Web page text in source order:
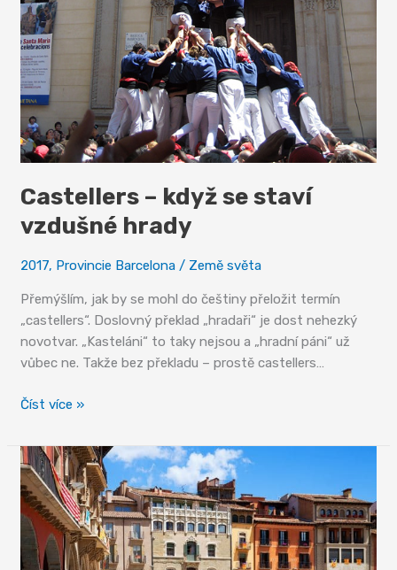
Castellers – když se staví
vzdušné hrady
2017, Provincie Barcelona / Země světa
Přemýšlím, jak by se mohl do češtiny přeložit termín
„castellers“. Doslovný překlad „hradaři“ je dost nehezký
novotvar. „Kasteláni“ to taky nejsou a „hradní páni“ už
vůbec ne. Takže bez překladu – prostě castellers…
Castellers
když
se
staví
vzdušné
hrady
Číst více »